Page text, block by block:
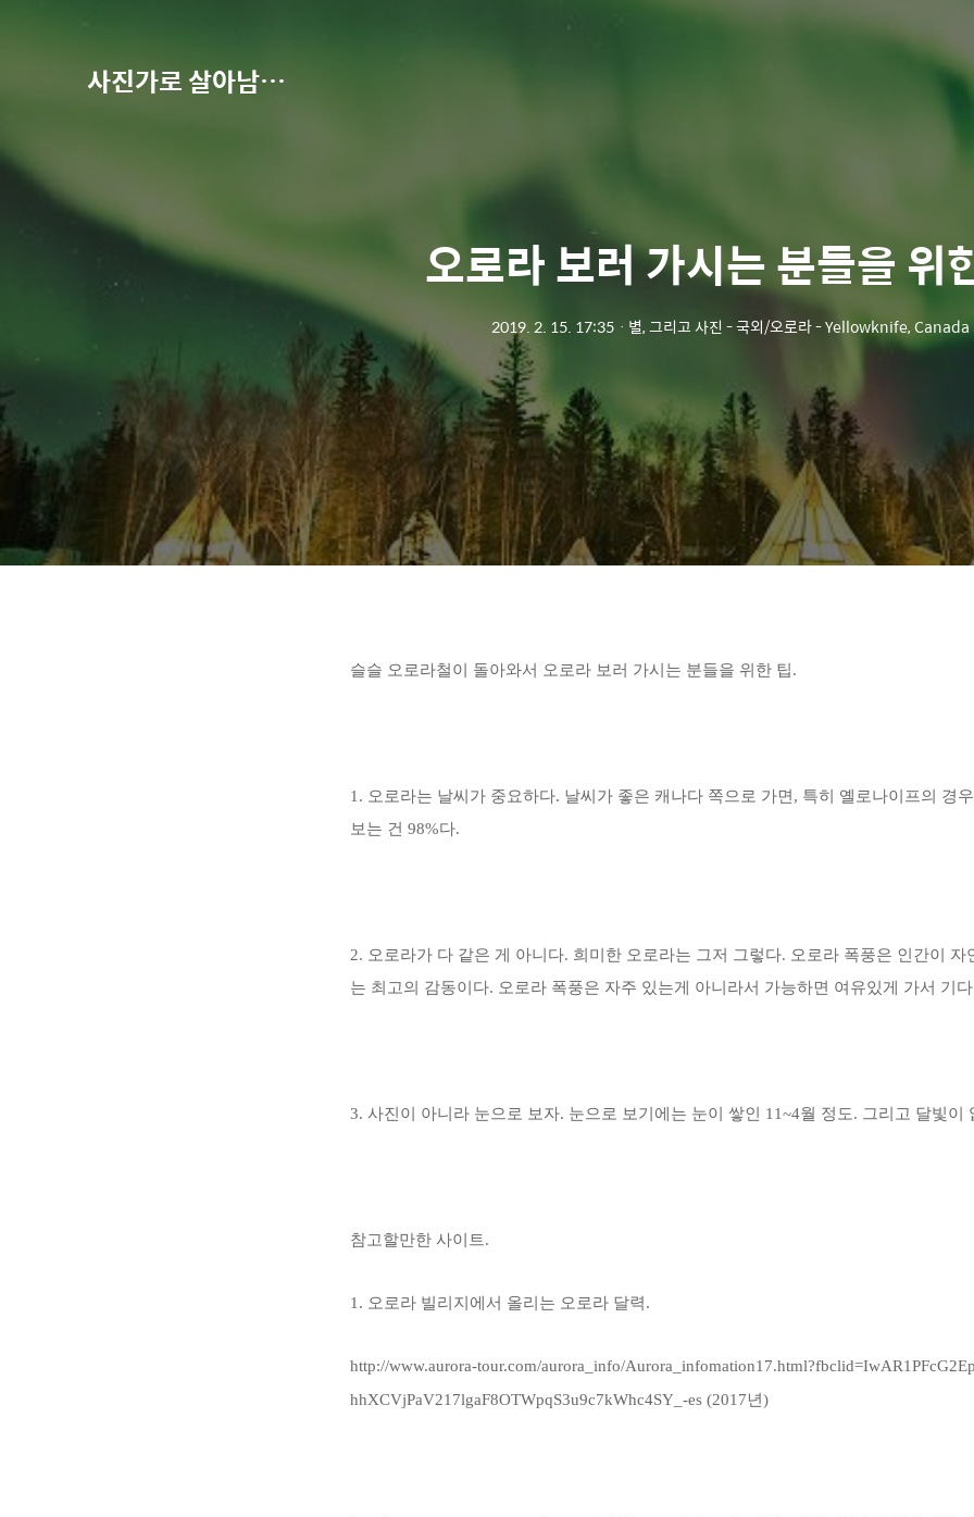
사진가로 살아남기-권오철의 별과 사진
오로라 보러 가시는 분들을 위
2019. 2. 15. 17:35 ㆍ 별, 그리고 사진 - 국외/오로라 - Yellowknife, Canada
슬슬 오로라철이 돌아와서 오로라 보러 가시는 분들을 위한 팁.
1. 오로라는 날씨가 중요하다. 날씨가 좋은 캐나다 쪽으로 가면, 특히 옐로나이프의 경
보는 건 98%다.
2. 오로라가 다 같은 게 아니다. 희미한 오로라는 그저 그렇다. 오로라 폭풍은 인간이 자
는 최고의 감동이다. 오로라 폭풍은 자주 있는게 아니라서 가능하면 여유있게 가서 기
3. 사진이 아니라 눈으로 보자. 눈으로 보기에는 눈이 쌓인 11~4월 정도. 그리고 달빛이
참고할만한 사이트.
1. 오로라 빌리지에서 올리는 오로라 달력.
http://www.aurora-tour.com/aurora_info/
hhXCVjPaV217lgaF8OTWpqS3u9c7kWhc4SY_-es (2017년)